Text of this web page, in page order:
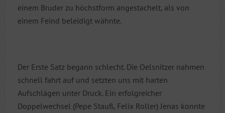
einem Bruder zu höchstform angestachelt, als von
einem Feind beleidigt wähnte.
Der Erste Satz begann schlecht. Die Oelsnitzer nahmen
schnell fahrt auf und setzten uns mit harten
Aufschlägen unter Druck. Ein erfolgreicher
Doppelwechsel (Pepe Stauß, Felix Roller) Jenas konnte